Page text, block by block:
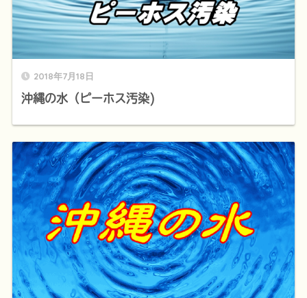
2018年7月18日
沖縄の水（ピーホス汚染)